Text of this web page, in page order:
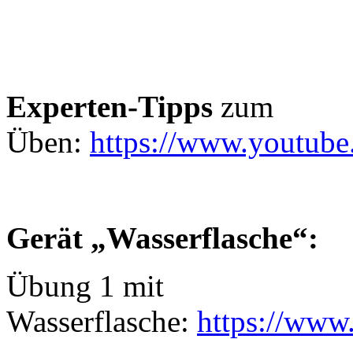
Experten-Tipps zum
Üben: https://
Gerät „Wasserflasche“:
Übung 1 mit
Wasserflasche: https://